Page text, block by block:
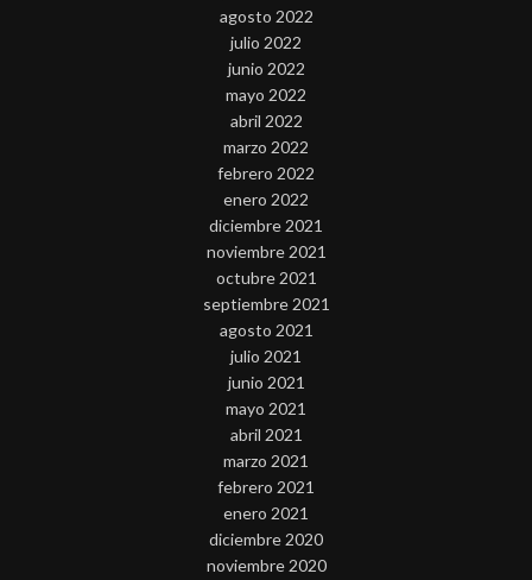
agosto 2022
julio 2022
junio 2022
mayo 2022
abril 2022
marzo 2022
febrero 2022
enero 2022
diciembre 2021
noviembre 2021
octubre 2021
septiembre 2021
agosto 2021
julio 2021
junio 2021
mayo 2021
abril 2021
marzo 2021
febrero 2021
enero 2021
diciembre 2020
noviembre 2020